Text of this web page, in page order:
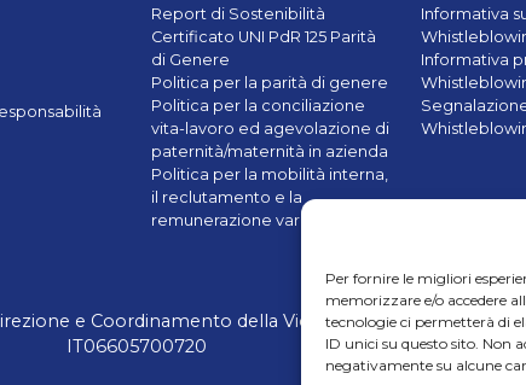
Per fornire le migliori
memorizzare e/o accedere
tecnologie ci permetterà di
ID unici su questo sito. Non
negativamente su alcune
Report di Sostenibilità
Certificato UNI PdR 125 Parità
di Genere
Politica per la parità di genere
Politica per la conciliazione
vita-lavoro ed agevolazione di
paternità/maternità in azienda
Politica per la mobilità interna,
il reclutamento e la
remunerazione variabile
Informativa
Informativa
e Coordinamento della Victus Horizon Srl - Credits
IT06605700720